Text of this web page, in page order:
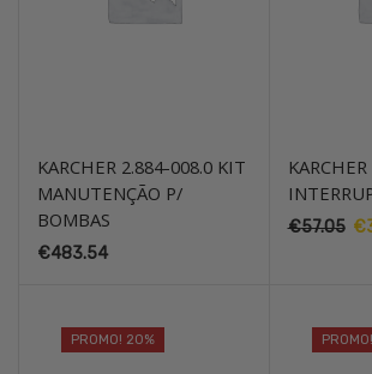
KARCHER 2.884-008.0 KIT
MANUTENÇÃO P/
BOMBAS
€483.54
€57.05 O€
PROMO! 20%